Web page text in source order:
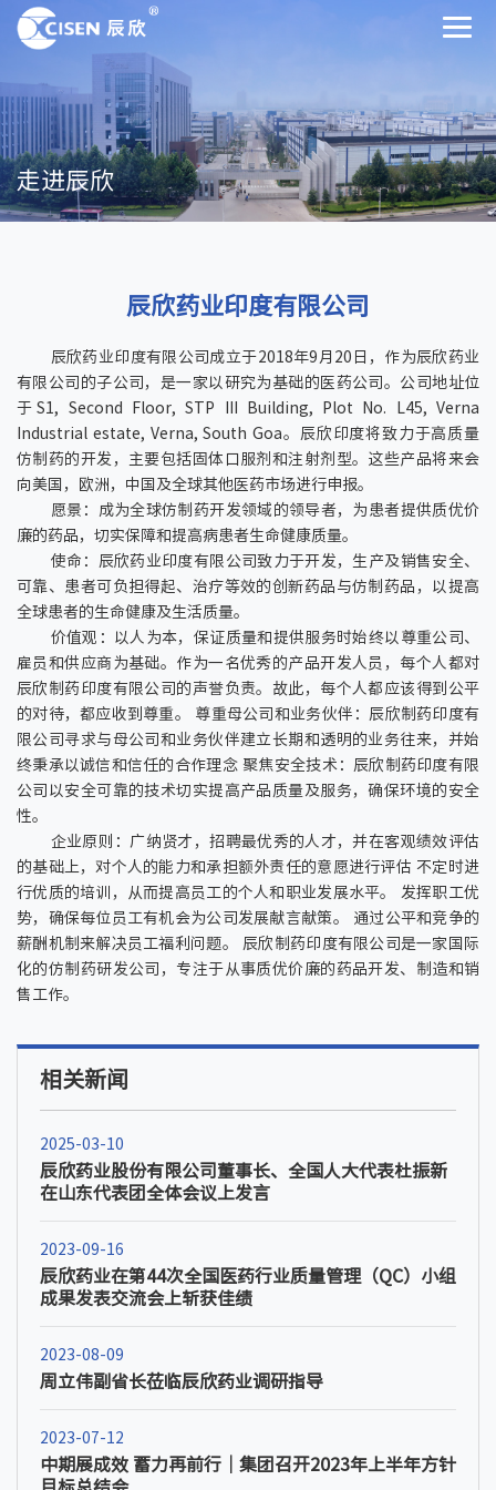
走进辰欣
辰欣药业印度有限公司
辰欣药业印度有限公司成立于2018年9月20日，作为辰欣药业
有限公司的子公司，是一家以研究为基础的医药公司。公司地址位
于S1, Second Floor, STP III Building, Plot No. L45, Verna
Industrial estate, Verna, South Goa。辰欣印度将致力于高质量
仿制药的开发，主要包括固体口服剂和注射剂型。这些产品将来会
向美国，欧洲，中国及全球其他医药市场进行申报。
愿景：成为全球仿制药开发领域的领导者，为患者提供质优价
廉的药品，切实保障和提高病患者生命健康质量。
使命：辰欣药业印度有限公司致力于开发，生产及销售安全、
可靠、患者可负担得起、治疗等效的创新药品与仿制药品，以提高
全球患者的生命健康及生活质量。
价值观：以人为本，保证质量和提供服务时始终以尊重公司、
雇员和供应商为基础。作为一名优秀的产品开发人员，每个人都对
辰欣制药印度有限公司的声誉负责。故此，每个人都应该得到公平
的对待，都应收到尊重。 尊重母公司和业务伙伴：辰欣制药印度有
限公司寻求与母公司和业务伙伴建立长期和透明的业务往来，并始
终秉承以诚信和信任的合作理念 聚焦安全技术：辰欣制药印度有限
公司以安全可靠的技术切实提高产品质量及服务，确保环境的安全
性。
企业原则：广纳贤才，招聘最优秀的人才，并在客观绩效评估
的基础上，对个人的能力和承担额外责任的意愿进行评估 不定时进
行优质的培训，从而提高员工的个人和职业发展水平。 发挥职工优
势，确保每位员工有机会为公司发展献言献策。 通过公平和竞争的
薪酬机制来解决员工福利问题。 辰欣制药印度有限公司是一家国际
化的仿制药研发公司，专注于从事质优价廉的药品开发、制造和销
售工作。
相关新闻
2025-03-10
辰欣药业股份有限公司董事长、全国人大代表杜振新
在山东代表团全体会议上发言
2023-09-16
辰欣药业在第44次全国医药行业质量管理（QC）小组
成果发表交流会上斩获佳绩
2023-08-09
周立伟副省长莅临辰欣药业调研指导
2023-07-12
中期展成效 蓄力再前行｜集团召开2023年上半年方针